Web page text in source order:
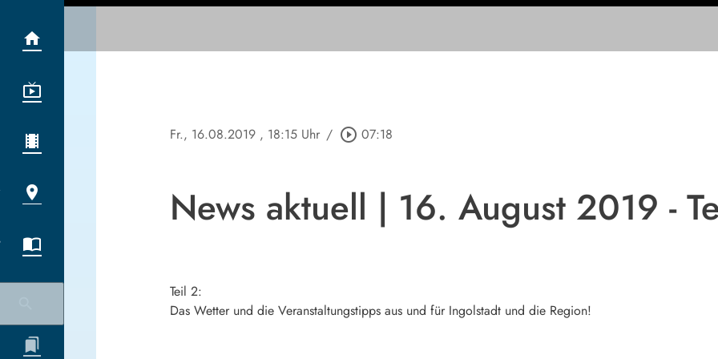
Fr., 16.08.2019 , 18:15 Uhr / play_circle_outline 07:18
News aktuell | 16. August 2019 -
Teil 2:
Das Wetter und die Veranstaltungstipps aus und für Ingolstadt und die Region!